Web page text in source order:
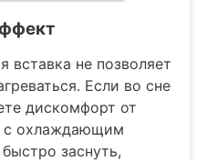
вставка не позволяет
Если во сне
дискомфорт от
с охлаждающим
заснуть,